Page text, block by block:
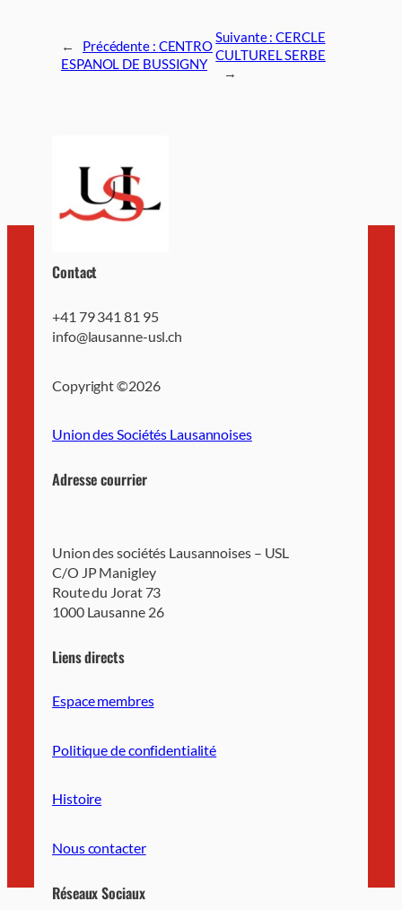
← Précédente : CENTRO
ESPANOL DE BUSSIGNY
Suivante :CERCLE
CULTUREL SERBE
→
Contact
+41 79 341 81 95
info@lausanne-usl.ch
Copyright ©2026
Union des Sociétés Lausannoises
Adresse courrier
Union des sociétés Lausannoises – USL
C/O JP Manigley
Route du Jorat 73
1000 Lausanne 26
Liens directs
Espace membres
Politique de confidentialité
Histoire
Nous contacter
Réseaux Sociaux